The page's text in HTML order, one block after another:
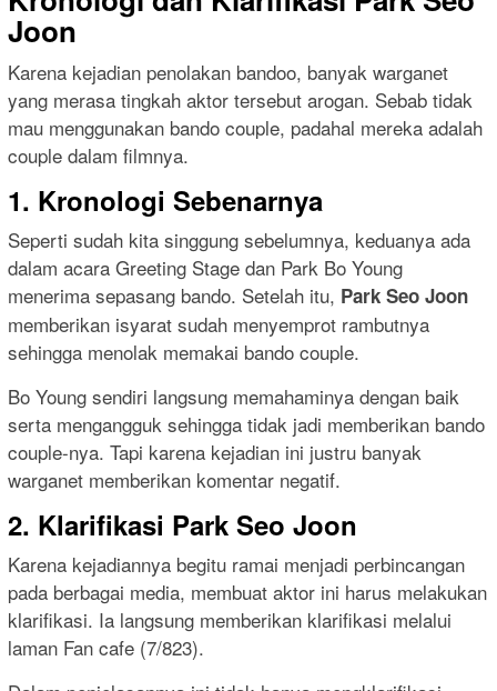
Joon
Karena kejadian penolakan bandoo, banyak warganet
yang merasa tingkah aktor tersebut arogan. Sebab tidak
mau menggunakan bando couple, padahal mereka adalah
couple dalam filmnya.
1. Kronologi Sebenarnya
Seperti sudah kita singgung sebelumnya, keduanya ada
dalam acara Greeting Stage dan Park Bo Young
menerima sepasang bando. Setelah itu, Park Seo Joon
memberikan isyarat sudah menyemprot rambutnya
sehingga menolak memakai bando couple.
Bo Young sendiri langsung memahaminya dengan baik
serta mengangguk sehingga tidak jadi memberikan bando
couple-nya. Tapi karena kejadian ini justru banyak
warganet memberikan komentar negatif.
2. Klarifikasi Park Seo Joon
Karena kejadiannya begitu ramai menjadi perbincangan
pada berbagai media, membuat aktor ini harus melakukan
klarifikasi. Ia langsung memberikan klarifikasi melalui
laman Fan cafe (7/823).